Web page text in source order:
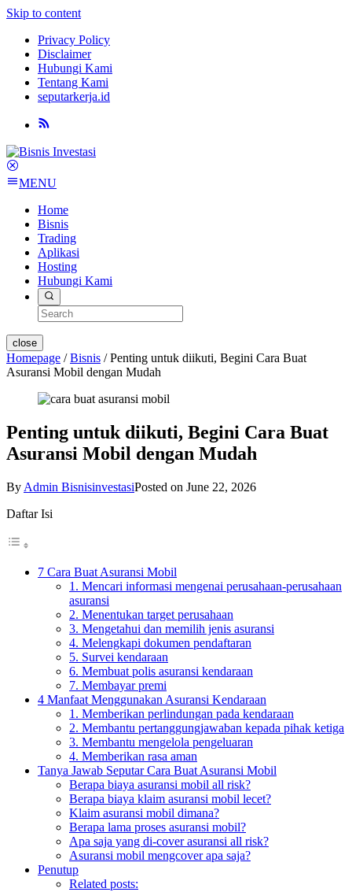
Skip to content
Privacy Policy
Disclaimer
Hubungi Kami
Tentang Kami
seputarkerja.id
MENU
Home
Bisnis
Trading
Aplikasi
Hosting
Hubungi Kami
close
Homepage / Bisnis / Penting untuk diikuti, Begini Cara Buat
Asuransi Mobil dengan Mudah
Penting untuk diikuti, Begini Cara Buat
Asuransi Mobil dengan Mudah
By Admin BisnisinvestasiPosted on June 22, 2026
Daftar Isi
7 Cara Buat Asuransi Mobil
1. Mencari informasi mengenai perusahaan-perusahaan
asuransi
2. Menentukan target perusahaan
3. Mengetahui dan memilih jenis asuransi
4. Melengkapi dokumen pendaftaran
5. Survei kendaraan
6. Membuat polis asuransi kendaraan
7. Membayar premi
4 Manfaat Menggunakan Asuransi Kendaraan
1. Memberikan perlindungan pada kendaraan
2. Membantu pertanggungjawaban kepada pihak ketiga
3. Membantu mengelola pengeluaran
4. Memberikan rasa aman
Tanya Jawab Seputar Cara Buat Asuransi Mobil
Berapa biaya asuransi mobil all risk?
Berapa biaya klaim asuransi mobil lecet?
Klaim asuransi mobil dimana?
Berapa lama proses asuransi mobil?
Apa saja yang di-cover asuransi all risk?
Asuransi mobil mengcover apa saja?
Penutup
Related posts: